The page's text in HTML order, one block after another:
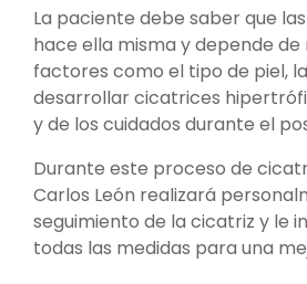
La paciente debe saber que
hace ella misma y depende de
factores como el tipo de piel,
desarrollar cicatrices
y de los cuidados durante el
Durante este proceso de
Carlos León realizará
seguimiento de la cicatriz y le
todas las medidas para una